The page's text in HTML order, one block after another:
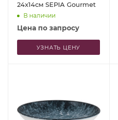
24x14см SEPIA Gourmet
В наличии
Цена по запросу
УЗНАТЬ ЦЕНУ